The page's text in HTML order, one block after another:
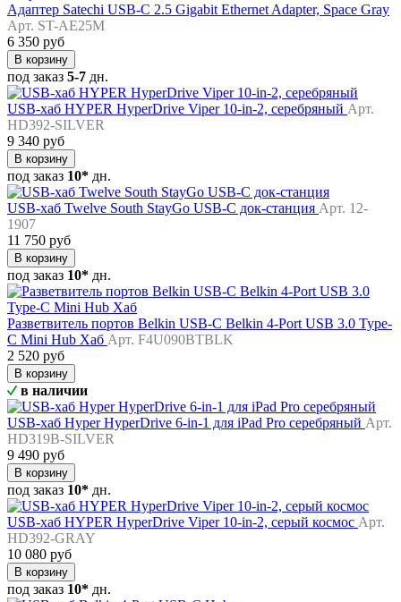
Адаптер Satechi USB-C 2.5 Gigabit Ethernet Adapter, Space Gray
Арт. ST-AE25M
6 350 руб
В корзину
под заказ 5-7 дн.
USB-хаб HYPER HyperDrive Viper 10-in-2, серебряный Арт.
HD392-SILVER
9 340 руб
В корзину
под заказ 10* дн.
USB-хаб Twelve South StayGo USB-C док-станция Арт. 12-
1907
11 750 руб
В корзину
под заказ 10* дн.
Разветвитель портов Belkin USB-C Belkin 4-Port USB 3.0 Type-
C Mini Hub Хаб Арт. F4U090BTBLK
2 520 руб
В корзину
в наличии
USB-хаб Hyper HyperDrive 6-in-1 для iPad Pro серебряный Арт.
HD319B-SILVER
9 490 руб
В корзину
под заказ 10* дн.
USB-хаб HYPER HyperDrive Viper 10-in-2, серый космос Арт.
HD392-GRAY
10 080 руб
В корзину
под заказ 10* дн.